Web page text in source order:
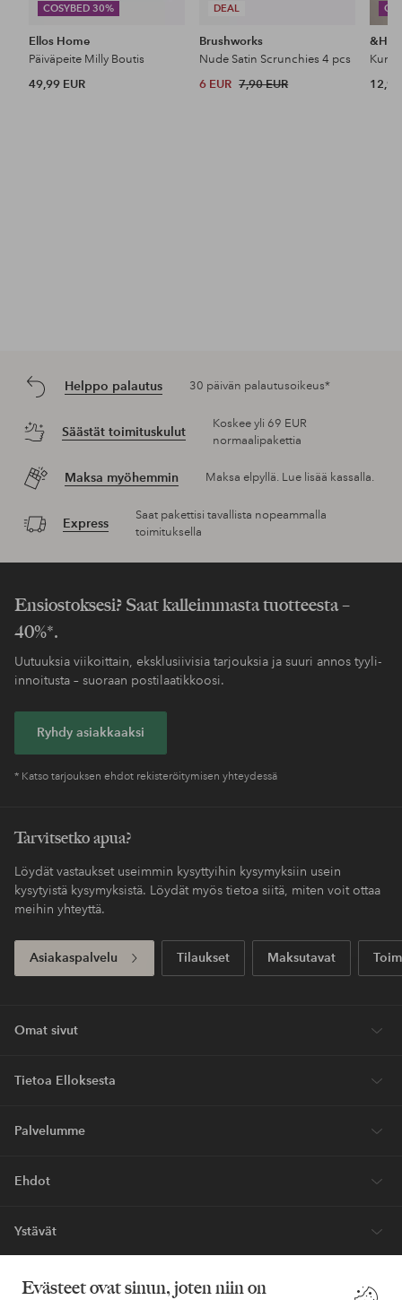
Evästeet ovat sinun, joten niin on
COSYBED 30%
Ellos Home
Päiväpeite Milly Boutis
49,99 EUR
DEAL
Brushworks
Nude Satin Scrunchies 4 pcs
6 EUR 7,90 EUR 12,99
Helppo palautus 30 päivän palautusoikeus*
Säästät toimituskulut
Koskee yli 69 EUR
normaalipakettia
Maksa myöhemmin Maksa elpyllä. Lue lisää kassalla.
Express
Saat pakettisi tavallista nopeammalla
toimituksella
Ensiostoksesi? Saat kalleimmasta tuotteesta –
40%*.
Uutuuksia viikoittain, eksklusiivisia tarjouksia ja suuri annos tyyli-
innoitusta – suoraan postilaatikkoosi.
Ryhdy asiakkaaksi
* Katso tarjouksen ehdot rekisteröitymisen yhteydessä
Tarvitsetko apua?
Löydät vastaukset useimmin kysyttyihin kysymyksiin usein
kysytyistä kysymyksistä. Löydät myös tietoa siitä, miten voit ottaa
meihin yhteyttä.
Asiakaspalvelu Tilaukset Maksutavat
Omat sivut
Tietoa Elloksesta
Palvelumme
Ehdot
Ystävät